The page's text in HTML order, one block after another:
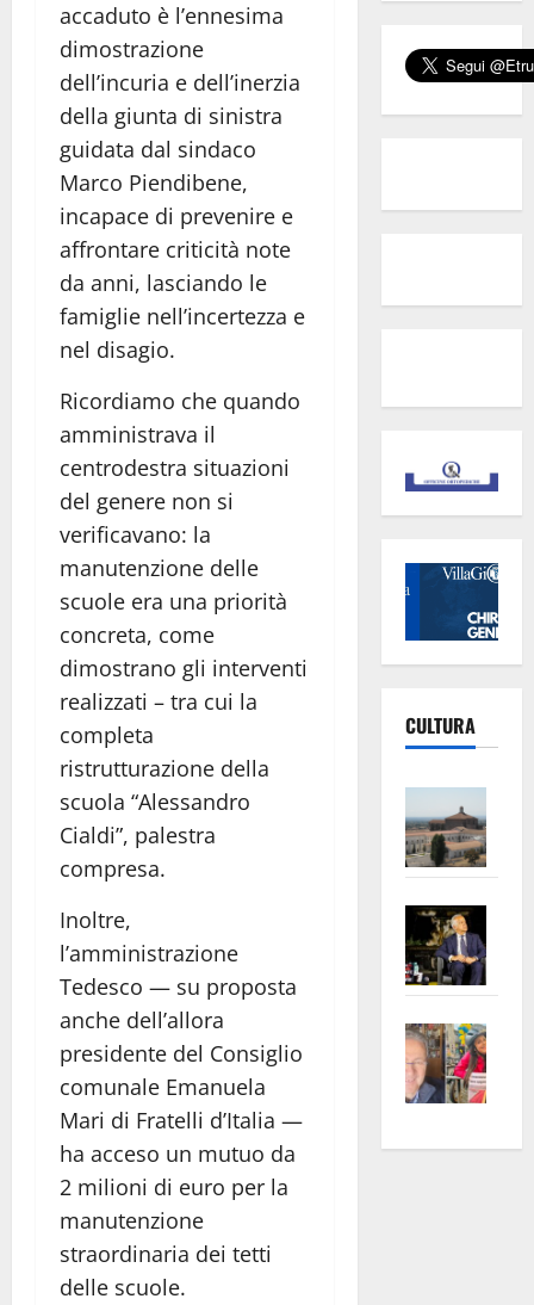
accaduto è l’ennesima
dimostrazione
dell’incuria e dell’inerzia
della giunta di sinistra
guidata dal sindaco
Marco Piendibene,
incapace di prevenire e
affrontare criticità note
da anni, lasciando le
famiglie nell’incertezza e
nel disagio.
Ricordiamo che quando
amministrava il
centrodestra situazioni
del genere non si
verificavano: la
manutenzione delle
scuole era una priorità
concreta, come
dimostrano gli interventi
realizzati – tra cui la
completa
ristrutturazione della
scuola “Alessandro
Cialdi”, palestra
compresa.
Inoltre,
l’amministrazione
Tedesco — su proposta
anche dell’allora
presidente del Consiglio
comunale Emanuela
Mari di Fratelli d’Italia —
ha acceso un mutuo da
2 milioni di euro per la
manutenzione
straordinaria dei tetti
delle scuole.
CULTURA
euro
apre